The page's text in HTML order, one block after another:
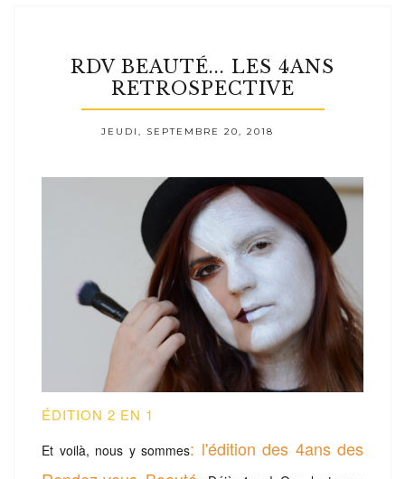
RDV BEAUTÉ... LES 4ANS
RETROSPECTIVE
JEUDI, SEPTEMBRE 20, 2018
ÉDITION 2 EN 1
Et voilà, nous y sommes: l'édition des 4ans des